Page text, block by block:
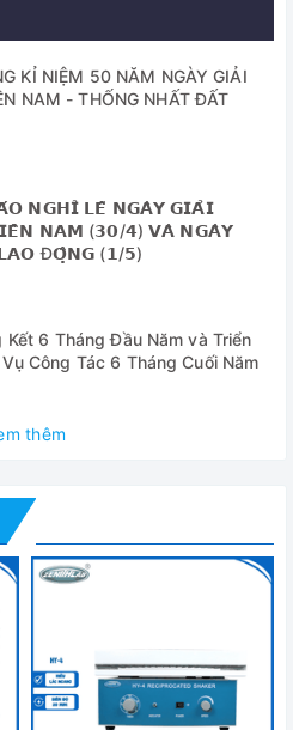
trong chuẩn đoán y tế, nuôi
trường nuôi cấy mô, lai hóa,
với quá trình lai, nhuộm, rửa
chọn
đảm bảo độ bền (độ ồn thấp,
thuật số, độ chính xác cao
có lập trình
sáng
đổi tốc độ lắc trong quá trình
loại bình khác nhau
trình, tốc độ, thời gian),
gian cài đặt kết thúc) và bảo
toàn (núm xoay + nhấn Jog-
KỈ NIỆM 50 NĂM NGÀY GIẢI
NAM - THỐNG NHẤT ĐẤT
𝗡𝗚𝗛𝗜̉ 𝗟𝗘̂̃ 𝗡𝗚𝗔̀𝗬 𝗚𝗜𝗔̉𝗜
𝗡𝗔𝗠 (𝟯𝟬/𝟰) 𝗩𝗔̀ 𝗡𝗚𝗔̀𝗬
Đ𝗢̣̂𝗡𝗚 (𝟭/𝟱)
Kết 6 Tháng Đầu Năm và Triển
Công Tác 6 Tháng Cuối Năm
thêm